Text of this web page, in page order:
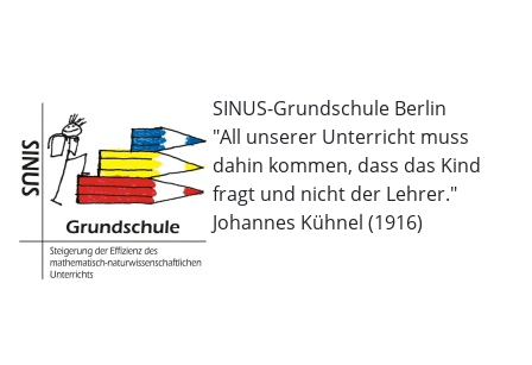
SINUS-Grundschule Berlin
"All unserer Unterricht muss
dahin kommen, dass das Kind
fragt und nicht der Lehrer."
Johannes Kühnel (1916)